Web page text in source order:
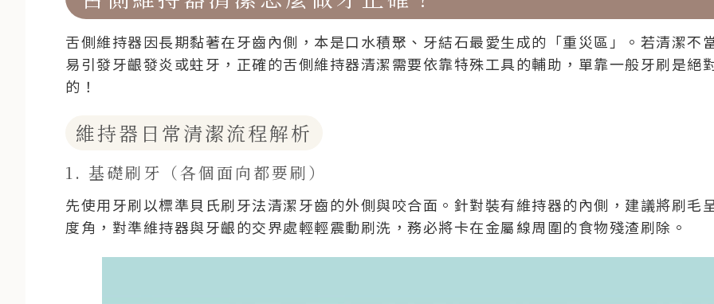
舌側維持器因長期黏著在牙齒內側，本是口水積聚、牙結石最愛生成的「重災區」。若清潔不
易引發牙齦發炎或蛀牙，正確的舌側維持器清潔需要依靠特殊工具的輔助，單靠一般牙刷是絕
的！
維持器日常清潔流程解析
1. 基礎刷牙（各個面向都要刷）
先使用牙刷以標準貝氏刷牙法清潔牙齒的外側與咬合面。針對裝有維持器的內側，建議將刷毛
度角，對準維持器與牙齦的交界處輕輕震動刷洗，務必將卡在金屬線周圍的食物殘渣刷除。